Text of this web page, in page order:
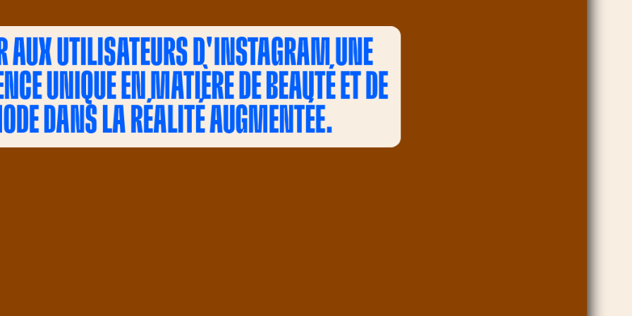
AUX UTILISATEURS D'INSTAGRAM UNE
UNIQUE EN MATIÈRE DE BEAUTÉ ET DE
DANS LA RÉALITÉ AUGMENTÉE.